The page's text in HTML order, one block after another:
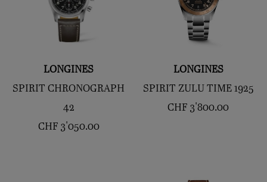
LONGINES
SPIRIT CHRONOGRAPH
42
CHF 3'050.00
LONGINES
SPIRIT ZULU TIME 1925
CHF 3'800.00